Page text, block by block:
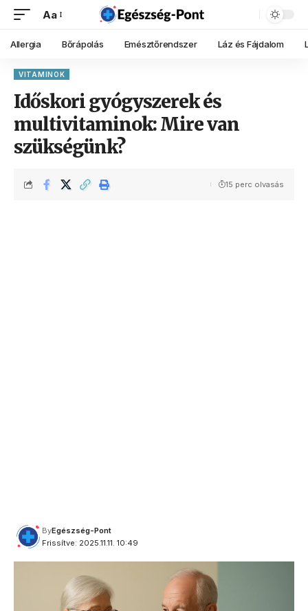
Aa
Allergia Bőrápolás Emésztőrendszer Láz és Fájdalom
VITAMINOK
Időskori gyógyszerek és
multivitaminok: Mire van
szükségünk?
Frissítve: 2025.11.11. 10:49
ByEgészség-Pont
15 perc olvasás